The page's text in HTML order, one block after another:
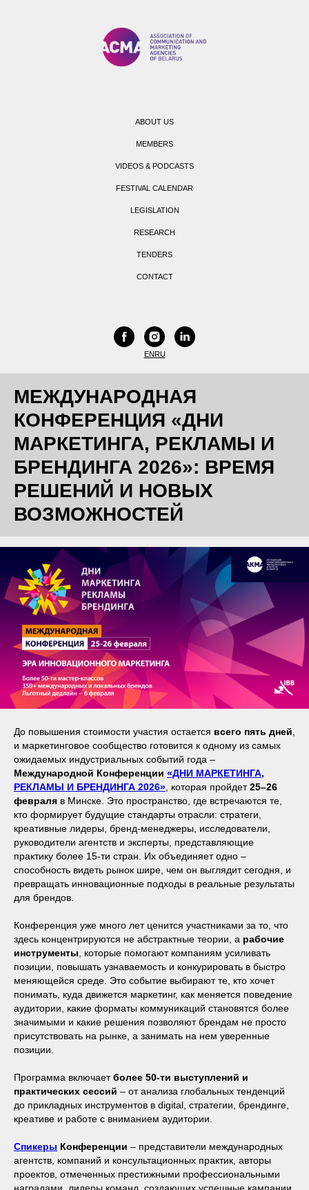
ABOUT US
MEMBERS
VIDEOS & PODCASTS
FESTIVAL CALENDAR
LEGISLATION
RESEARCH
TENDERS
CONTACT
ENRU
МЕЖДУНАРОДНАЯ
КОНФЕРЕНЦИЯ «ДНИ
МАРКЕТИНГА, РЕКЛАМЫ И
БРЕНДИНГА 2026»: ВРЕМЯ
РЕШЕНИЙ И НОВЫХ
ВОЗМОЖНОСТЕЙ
До повышения стоимости участия остается всего пять дней
и маркетинговое сообщество готовится к одному из самых
ожидаемых индустриальных событий года –
Международной Конференции «ДНИ МАРКЕТИНГА,
РЕКЛАМЫ И БРЕНДИНГА 2026» , которая пройдет25–26
февраля в Минске. Это пространство, где встречаются те,
кто формирует будущие стандарты отрасли: стратеги,
креативные лидеры, бренд-менеджеры, исследователи,
руководители агентств и эксперты, представляющие
практику более 15-ти стран. Их объединяет одно –
способность видеть рынок шире, чем он выглядит сегодня, и
превращать инновационные подходы в реальные результаты
для брендов.
Конференция уже много лет ценится участниками за то, что
здесь концентрируются не абстрактные теории, а рабочие
инструменты , которые помогают компаниям усиливать
позиции, повышать узнаваемость и конкурировать в быстро
меняющейся среде. Это событие выбирают те, кто хочет
понимать, куда движется маркетинг, как меняется поведение
аудитории, какие форматы коммуникаций становятся более
значимыми и какие решения позволяют брендам не просто
присутствовать на рынке, а занимать на нем уверенные
позиции.
Программа включаетболее 50-ти выступлений и
практических сессий – от анализа глобальных тенденций
до прикладных инструментов в digital, стратегии, брендинге,
креативе и работе с вниманием аудитории.
Спикеры Конференции – представители международных
агентств, компаний и консультационных практик, авторы
проектов, отмеченных престижными профессиональными